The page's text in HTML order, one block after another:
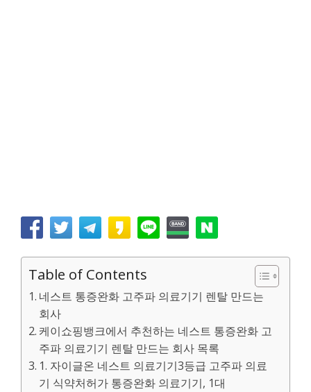
Table of Contents
네스트 통증완화 고주파 의료기기 렌탈 만드는
회사
케이쇼핑뱅크에서 추천하는 네스트 통증완화 고
주파 의료기기 렌탈 만드는 회사 목록
1. 자이글온 네스트 의료기기3등급 고주파 의료
기 식약처허가 통증완화 의료기기, 1대